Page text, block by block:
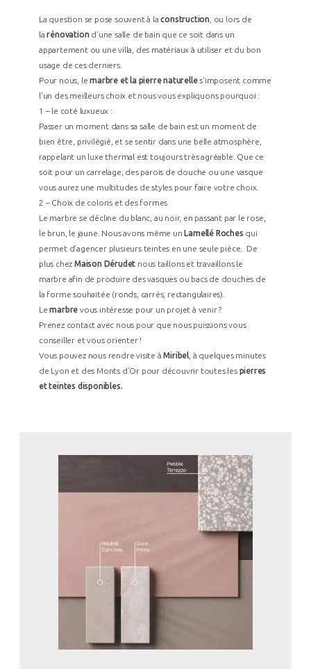
À PROPOS +
RÉALISATIONS +
CATALOGUE
La question se pose souvent à laconstruction , ou lors de
larénovationd’une salle de bain que ce soit dans un
appartement ou une villa, des matériaux à utiliser et du bon
usage de ces derniers.
Pour nous, lemarbre et la pierre naturelles’imposent comme
l’un des meilleurs choix et nous vous expliquons pourquoi :
1 – le coté luxueux :
Passer un moment dans sa salle de bain est un moment de
bien être, privilégié, et se sentir dans une belle atmosphère,
rappelant un luxe thermal est toujours très agréable. Que ce
soit pour un carrelage, des parois de douche ou une vasque
vous aurez une multitudes de styles pour faire votre choix.
2 – Choix de coloris et des formes
Le marbre se décline du blanc, au noir, en passant par le rose,
le brun, le jaune. Nous avons même un Lamellé Roches qui
permet d’agencer plusieurs teintes en une seule pièce. De
plus chez Maison Dérudet nous taillons et travaillons le
marbre afin de produire des vasques ou bacs de douches de
la forme souhaitée (ronds, carrés, rectangulaires).
Lemarbre vous intéresse pour un projet à venir ?
Prenez contact avec nous pour que nous puissions vous
conseiller et vous orienter !
Vous pouvez nous rendre visite àMiribel , à quelques minutes
de Lyon et des Monts d’Or pour découvrir toutes les pierres
et teintes disponibles.